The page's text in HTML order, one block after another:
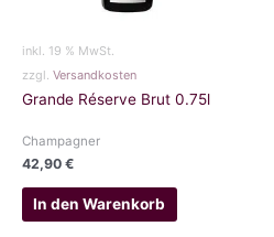
inkl. 19 % MwSt.
zzgl. Versandkosten
Grande Réserve Brut 0.75l
Champagner
42,90 €
In den Warenkorb